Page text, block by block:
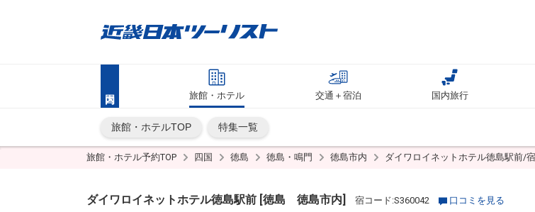
旅館・ホテル 交通＋宿泊 国内旅行
旅館・ホテルTOP 特集一覧
旅館・ホテル予約TOP 四国 徳島 徳島・鳴門 徳島市内 ダイワロイネットホテル徳島駅前/
ダイワロイネットホテル徳島駅前 [徳島 徳島市内] 宿コード:S360042 口コミを見る